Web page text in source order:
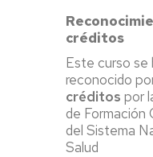
créditos
Este curso se
reconocido
créditos por
de Formación
del Sistema
Salud